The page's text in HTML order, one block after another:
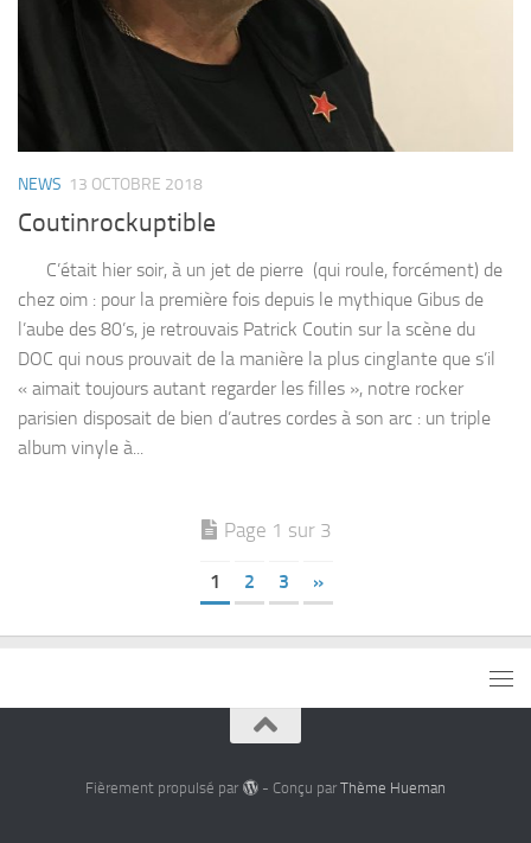
NEWS 13 OCTOBRE 2018
Coutinrockuptible
C’était hier soir, à un jet de pierre (qui roule, forcément) de
chez oim : pour la première fois depuis le mythique Gibus de
l’aube des 80’s, je retrouvais Patrick Coutin sur la scène du
DOC qui nous prouvait de la manière la plus cinglante que s’il
« aimait toujours autant regarder les filles », notre rocker
parisien disposait de bien d’autres cordes à son arc : un triple
album vinyle à...
Page 1 sur 3
1 2 3 »
Fièrement propulsé par - Conçu par Thème Hueman